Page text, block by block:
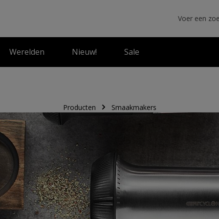
Werelden Nieuw! Sale
Producten Smaakmakers